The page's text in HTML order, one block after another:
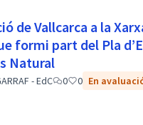
de Vallcarca a la
formi part del Pla
Natural
- EdC 0 0 En